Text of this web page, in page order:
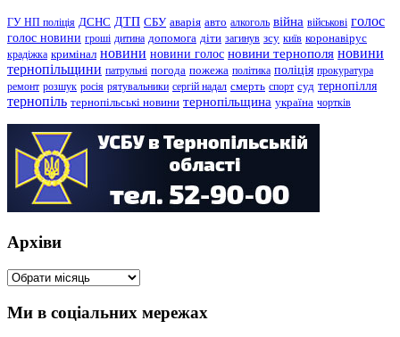
ГУ НП поліція ДСНС ДТП СБУ аварія авто алкоголь війна військові голос
голос новини гроші дитина допомога діти загинув зсу київ коронавірус
крадіжка кримінал новини новини голос новини тернополя новини
тернопільщини патрульні погода пожежа політика поліція прокуратура
ремонт розшук росія рятувальники сергій надал смерть спорт суд тернопілля
тернопіль тернопільські новини тернопільщина україна чортків
Архіви
Архіви
Ми в соціальних мережах